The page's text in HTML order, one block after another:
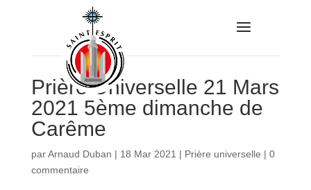
Prière Universelle 21 Mars
2021 5ème dimanche de
Carême
parArnaud Duban | 18 Mar 2021 | Prière universelle | 0
commentaire